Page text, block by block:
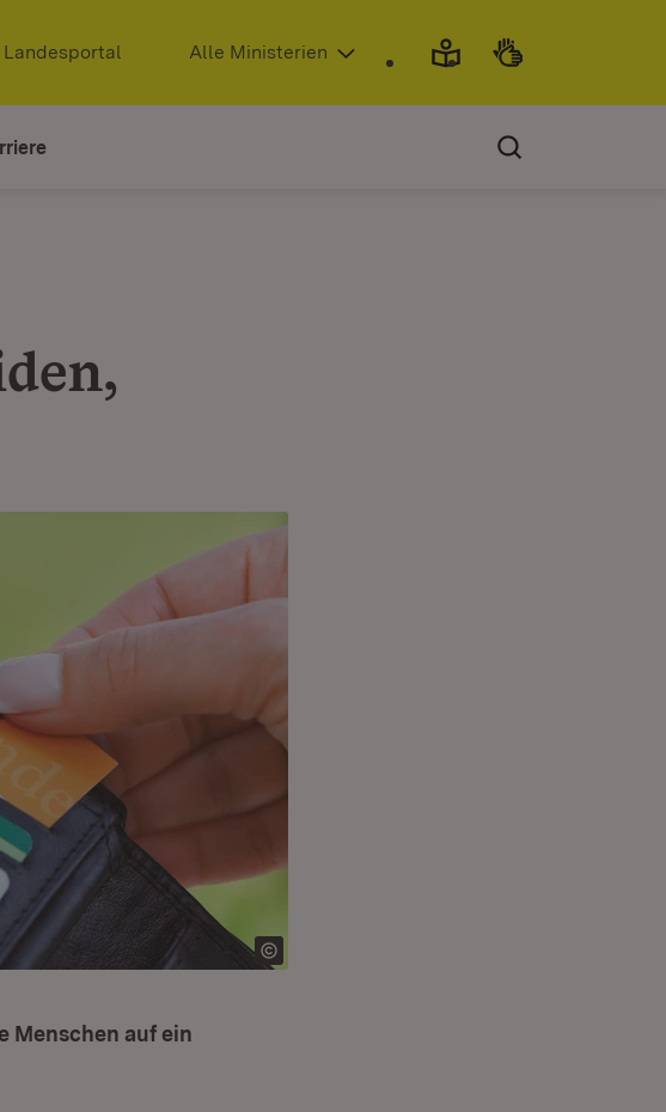
Extern:
Landesportal (Öffnet in neuem Fenster)
Alle Ministerien
Menschen auf ein